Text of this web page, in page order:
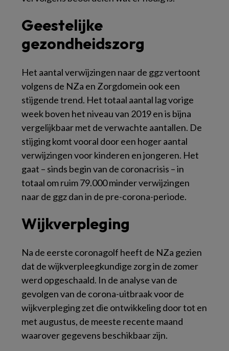
Geestelijke
gezondheidszorg
Het aantal verwijzingen naar de ggz vertoont
volgens de NZa en Zorgdomein ook een
stijgende trend. Het totaal aantal lag vorige
week boven het niveau van 2019 en is bijna
vergelijkbaar met de verwachte aantallen. De
stijging komt vooral door een hoger aantal
verwijzingen voor kinderen en jongeren. Het
gaat – sinds begin van de coronacrisis – in
totaal om ruim 79.000 minder verwijzingen
naar de ggz dan in de pre-corona-periode.
Wijkverpleging
Na de eerste coronagolf heeft de NZa gezien
dat de wijkverpleegkundige zorg in de zomer
werd opgeschaald. In de analyse van de
gevolgen van de corona-uitbraak voor de
wijkverpleging zet die ontwikkeling door tot en
met augustus, de meeste recente maand
waarover gegevens beschikbaar zijn.